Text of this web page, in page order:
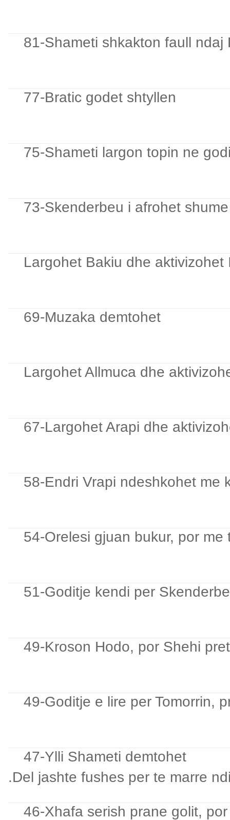
81-Shameti shkakton faull ndaj
77-Bratic godet shtyllen
75-Shameti largon topin ne
73-Skenderbeu i afrohet
Largohet Bakiu dhe aktivizohet
69-Muzaka demtohet
Largohet Allmuca dhe
67-Largohet Arapi dhe
58-Endri Vrapi ndeshkohet me
54-Orelesi gjuan bukur, por
51-Goditje kendi per
49-Kroson Hodo, por Shehi
49-Goditje e lire per Tomorrin,
47-Ylli Shameti demtohet
.Del jashte fushes per te marre
46-Xhafa serish prane golit,